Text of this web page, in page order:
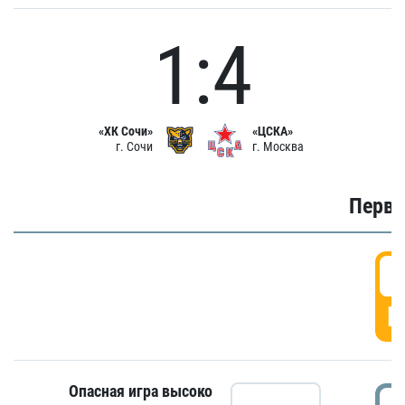
«ХК Сочи»
г. Сочи
1:4
«ЦСКА»
г. Москва
Опасная игра высоко